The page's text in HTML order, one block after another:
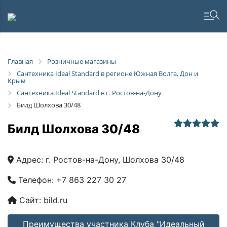
Главная
Розничные магазины
Сантехника Ideal Standard в регионе Южная Волга, Дон и
Крым
Сантехника Ideal Standard в г. Ростов-на-Дону
Билд Шолхова 30/48
Билд Шолхова 30/48
Адрес: г. Ростов-на-Дону, Шолхова 30/48
Телефон: +7 863 227 30 27
Сайт: bild.ru
Преимущества участника Клуба "Идеальный